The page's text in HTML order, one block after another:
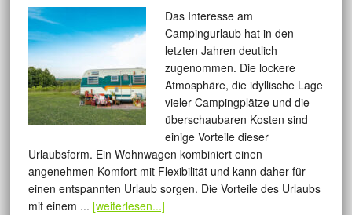
Das Interesse am
Campingurlaub hat in den
letzten Jahren deutlich
zugenommen. Die lockere
Atmosphäre, die idyllische Lage
vieler Campingplätze und die
überschaubaren Kosten sind
einige Vorteile dieser
Urlaubsform. Ein Wohnwagen kombiniert einen
angenehmen Komfort mit Flexibilität und kann daher für
einen entspannten Urlaub sorgen. Die Vorteile des Urlaubs
mit einem ... [weiterlesen...]